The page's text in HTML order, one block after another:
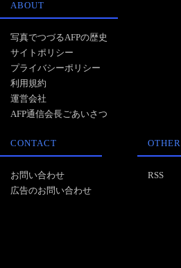
ABOUT
写真でつづるAFPの歴史
サイトポリシー
プライバシーポリシー
利用規約
運営会社
AFP通信会長ごあいさつ
CONTACT
お問い合わせ
広告のお問い合わせ
OTHER
RSS